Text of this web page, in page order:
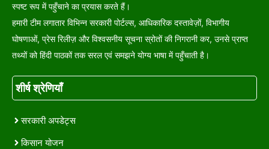
स्पष्ट रूप में पहुँचाने का प्रयास करते हैं।
हमारी टीम लगातार विभिन्न सरकारी पोर्टल्स, आधिकारिक दस्तावेज़ों, विभागीय
घोषणाओं, प्रेस रिलीज़ और विश्वसनीय सूचना स्रोतों की निगरानी कर, उनसे प्राप्त
तथ्यों को हिंदी पाठकों तक सरल एवं समझने योग्य भाषा में पहुँचाती है।
शीर्ष श्रेणियाँ
सरकारी अपडेट्स
किसान योजन